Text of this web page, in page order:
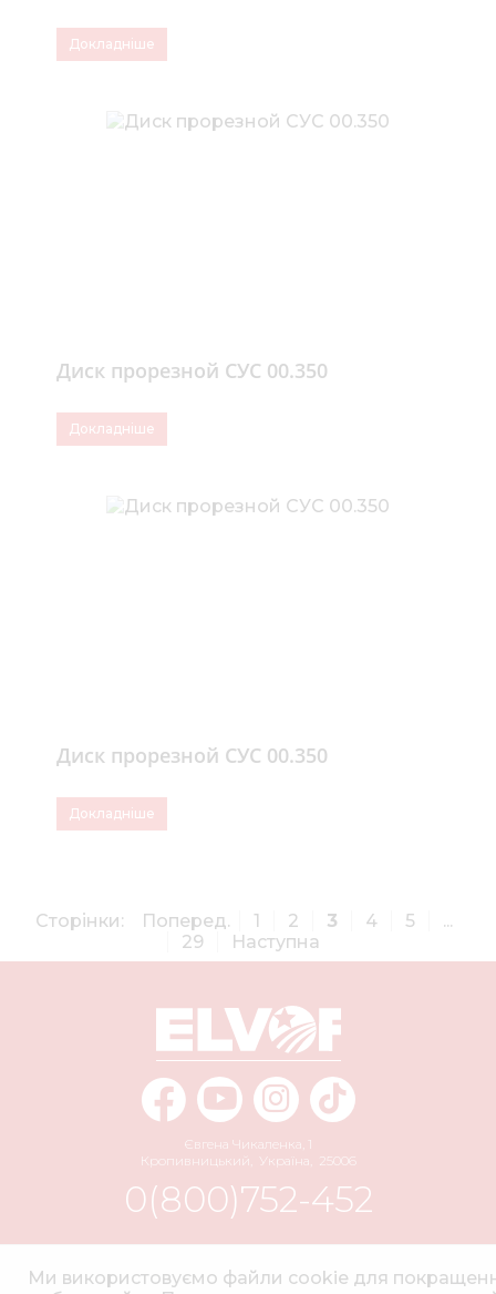
Докладніше
Диск прорезной СУС 00.350
Докладніше
Диск прорезной СУС 00.350
Докладніше
Сторінки: Поперед. 1 2 3 4 5
...
29
Наступна
Євгена Чикаленка, 1
Кропивницький
Україна 25006
0(800)752-452
info@elvorti.com
Ми використовуємо файли cookie для